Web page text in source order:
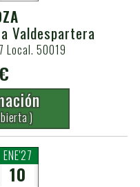
Valdespartera
Local. 50019
)
ENE'27
10